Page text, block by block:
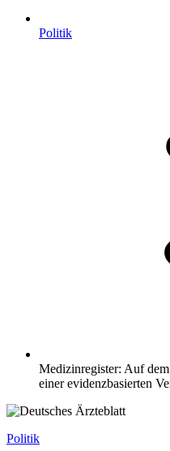
Politik
Medizinregister: Auf
einer evidenzbasierten
Politik